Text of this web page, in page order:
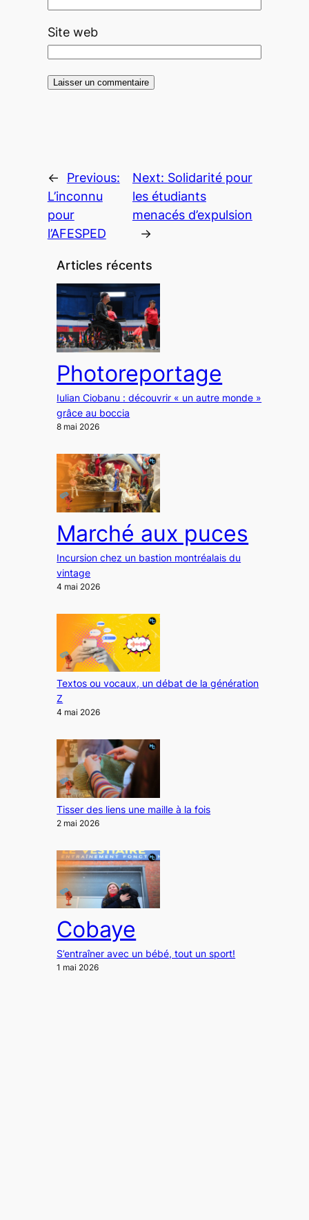
Site web
←
Previous:
L’inconnu
pour
l’AFESPED
Next: Solidarité pour
les étudiants
menacés d’expulsion
→
Articles récents
Photoreportage
Iulian Ciobanu : découvrir « un autre monde »
grâce au boccia
8 mai 2026
Marché aux puces
Incursion chez un bastion montréalais du
vintage
4 mai 2026
Textos ou vocaux, un débat de la génération
Z
4 mai 2026
Tisser des liens une maille à la fois
2 mai 2026
Cobaye
S’entraîner avec un bébé, tout un sport!
1 mai 2026